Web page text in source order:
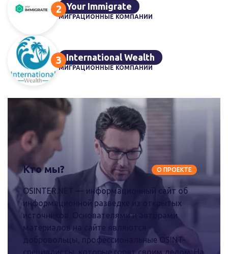
Your Immigrate
МИГРАЦИОННЫЕ КОМПАНИИ
International Wealth
МИГРАЦИОННЫЕ КОМПАНИИ
Кто мы?
OSINTER.NET — информационный сайт об
информационной разведке из открытых
источников. Основателями и авторами
материалов на сайте являются
добровольцы, профессиональные OSINT-
специалисты, которые горят своим делом. На
О ПРОЕКТЕ